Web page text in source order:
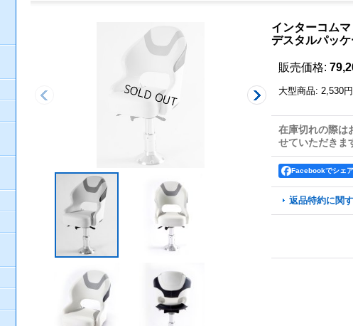
インターコム
デスタルパッ
販売価格:
大型商品: 2,530円
在庫切れの際は
せていただきま
Facebookでシェア
返品特約に関